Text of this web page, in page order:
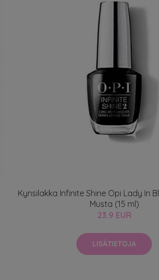
Kynsilakka Infinite Shine Opi Lady In
Musta (15 ml)
23.9 EUR
LISÄTIETOJA